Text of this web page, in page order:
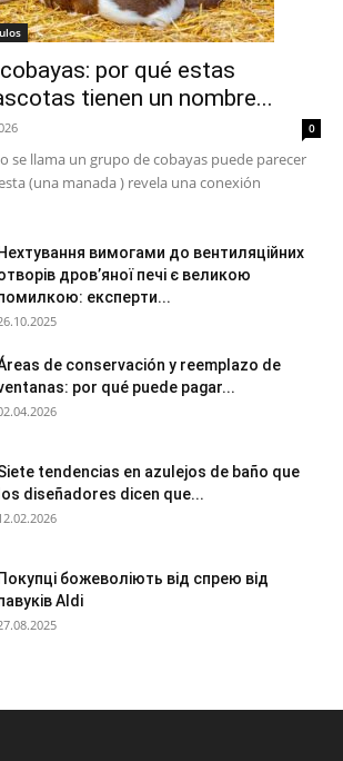
por qué estas
tienen un nombre...
0
se llama un grupo de cobayas puede parecer
(una manada ) revela una conexión
Нехтування вимогами до вентиляційних
дров’яної печі є великою
експерти...
de conservación y reemplazo de
por qué puede pagar...
tendencias en azulejos de baño que
los diseñadores dicen que...
Покупці божеволіють від спрею від
Aldi